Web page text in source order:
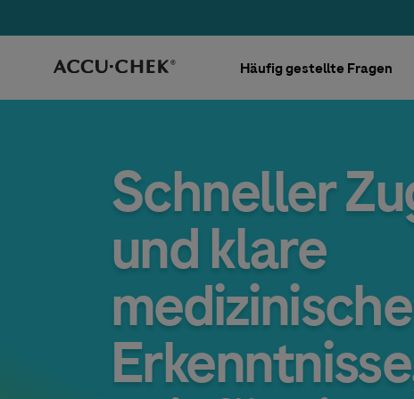
Häufig gestellte Fragen
Schneller
und klare
medizinische